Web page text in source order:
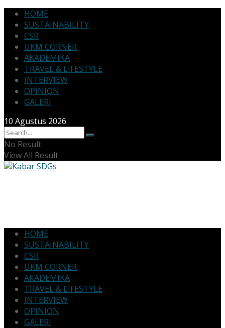
HOME
SUSTAINABILITY
CSR
UKM CORNER
AKADEMIKA
TRAVEL & LIFESTYLE
INTERVIEW
OPINION
GALERI
10 Agustus 2026
No Result
View All Result
HOME
SUSTAINABILITY
CSR
UKM CORNER
AKADEMIKA
TRAVEL & LIFESTYLE
INTERVIEW
OPINION
GALERI